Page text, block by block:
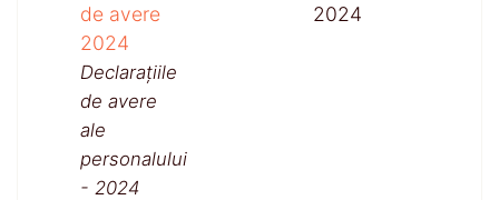
de avere
2024
Declarațiile
de avere
ale
personalului
- 2024
2024